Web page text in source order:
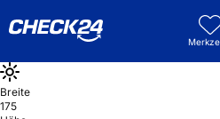
Breite
175